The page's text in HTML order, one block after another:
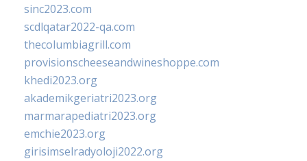
sinc2023.com
scdlqatar2022-qa.com
thecolumbiagrill.com
provisionscheeseandwineshoppe.com
khedi2023.org
akademikgeriatri2023.org
marmarapediatri2023.org
emchie2023.org
girisimselradyoloji2022.org